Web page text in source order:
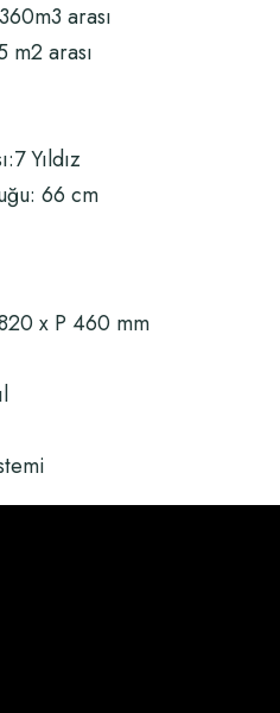
arası
m2 arası
Yıldız
66 cm
x P 460 mm